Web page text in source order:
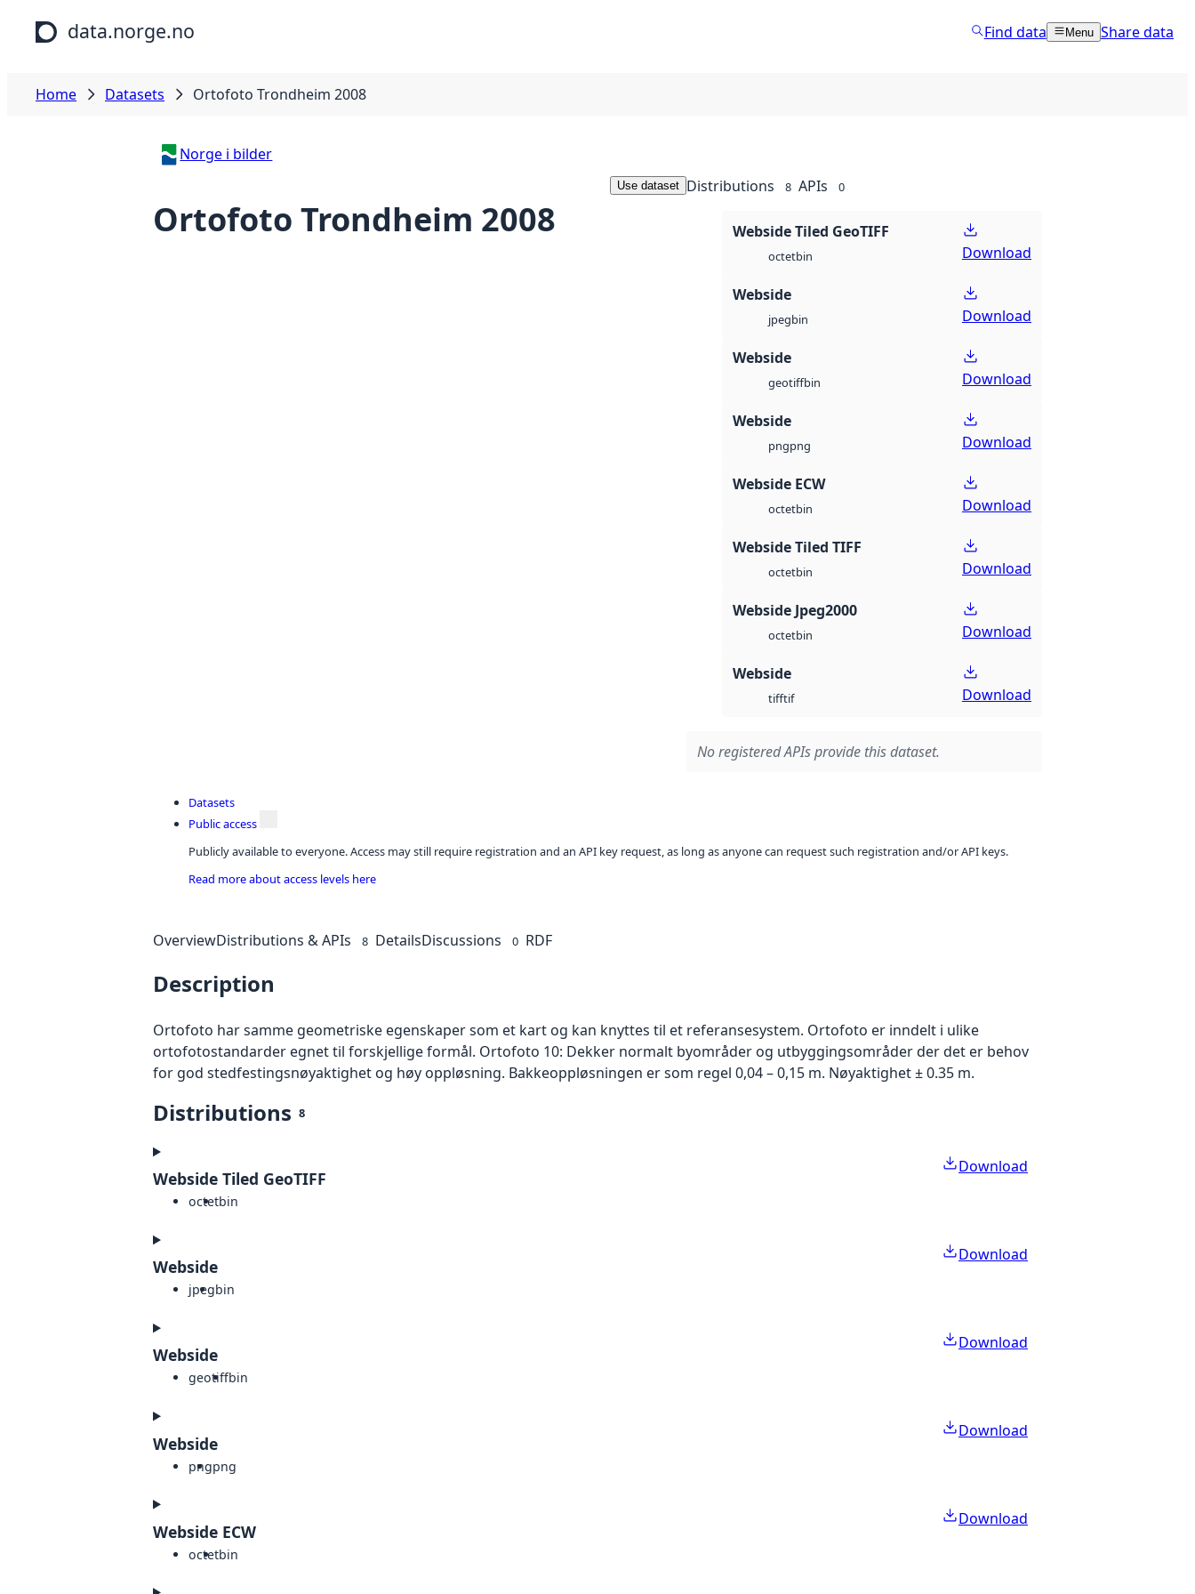
Skip to main content
data.norge.no Find data Menu Share data
Home Datasets Ortofoto Trondheim 2008
Norge i bilder
Ortofoto Trondheim 2008
Use dataset Distributions 8 APIs 0
Webside Tiled GeoTIFF
octetbin Download
Webside
jpegbin Download
Webside
geotiffbin Download
Webside
pngpng Download
Webside ECW
octetbin Download
Webside Tiled TIFF
octetbin Download
Webside Jpeg2000
octetbin Download
Webside
tifftif Download
No registered APIs provide this dataset.
Datasets
Public access
Publicly available to everyone. Access may still require registration and an API key request, as long as anyone can request such registration and/or API keys.
Read more about access levels here
OverviewDistributions & APIs 8 DetailsDiscussions 0 RDF
Description
Ortofoto har samme geometriske egenskaper som et kart og kan knyttes til et referansesystem. Ortofoto er inndelt i ulike
ortofotostandarder egnet til forskjellige formål. Ortofoto 10: Dekker normalt byområder og utbyggingsområder der det er behov
for god stedfestingsnøyaktighet og høy oppløsning. Bakkeoppløsningen er som regel 0,04 – 0,15 m. Nøyaktighet ± 0.35 m.
Distributions 8
Webside Tiled GeoTIFF
octetbin
Download
Webside
jpegbin
Download
Webside
geotiffbin
Download
Webside
pngpng
Download
Webside ECW
octetbin
Download